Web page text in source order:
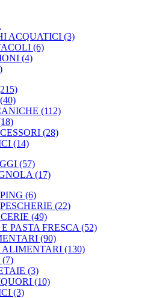
ACQUATICI (3)
(6)
(4)
(40)
(112)
(28)
(14)
(57)
(17)
(6)
(22)
(49)
PASTA FRESCA (52)
(90)
ALIMENTARI (130)
(7)
(3)
(10)
(3)